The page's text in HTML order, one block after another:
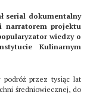
serial dokumentalny
narratorem projektu
wiedzy o
Kulinarnym
podróż przez tysiąc lat
średniowiecznej, do